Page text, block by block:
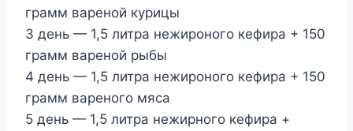
грамм вареной курицы
3 день — 1,5 литра нежироного кефира + 150
грамм вареной рыбы
4 день — 1,5 литра нежироного кефира + 150
грамм вареного мяса
5 день — 1,5 литра нежирного кефира +